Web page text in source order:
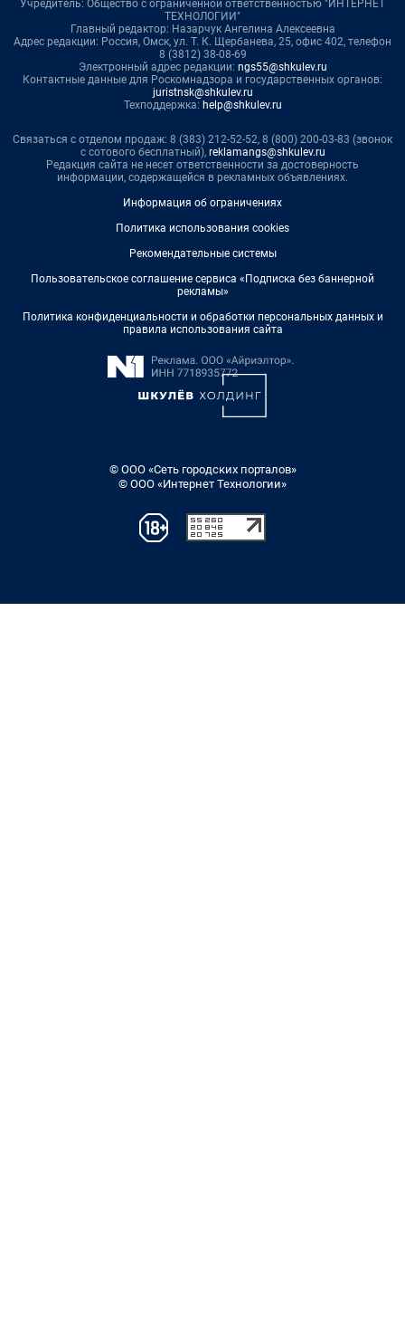
Учредитель: Общество с ограниченной ответственностью "ИНТЕРНЕТ
ТЕХНОЛОГИИ"
Главный редактор: Назарчук Ангелина Алексеевна
Адрес редакции: Россия, Омск, ул. Т. К. Щербанева, 25, офис 402, телефон
8 (3812) 38-08-69
Электронный адрес редакции: ngs55@shkulev.ru
Контактные данные для Роскомнадзора и государственных органов:
juristnsk@shkulev.ru
Техподдержка: help@shkulev.ru
Связаться с отделом продаж: 8 (383) 212-52-52, 8 (800) 200-03-83 (звонок
с сотового бесплатный), reklamangs@shkulev.ru
Редакция сайта не несет ответственности за достоверность
информации, содержащейся в рекламных объявлениях.
Информация об ограничениях
Политика использования cookies
Рекомендательные системы
Пользовательское соглашение сервиса «Подписка без баннерной
рекламы»
Политика конфиденциальности и обработки персональных данных и
правила использования сайта
© ООО «Сеть городских порталов»
© ООО «Интернет Технологии»